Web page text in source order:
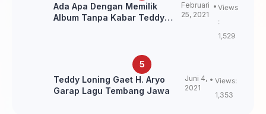
Ada Apa Dengan Memilik
Album Tanpa Kabar Teddy
Februari
25, 2021
Views
:
1,529
Teddy Loning Gaet H. Aryo
Garap Lagu Tembang Jawa
Juni 4,
2021
Views:
1,353